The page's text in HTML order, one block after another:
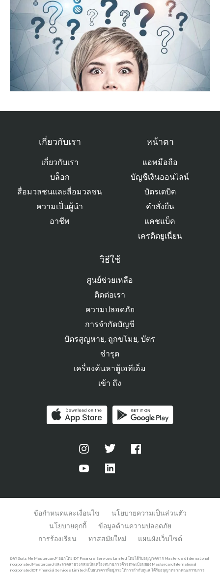
เกี่ยวกับเรา
เกี่ยวกับเรา
บล็อก
สื่อมวลชนและสื่อมวลชน
ความเป็นผู้นำ
อาชีพ
หน้าตา
แอพมือถือ
บัญชีเงินออนไลน์
บัตรเดบิต
คําสั่งยืน
แคชแบ็ค
เครดิตยูเนี่ยน
วิธีใช้
ศูนย์ช่วยเหลือ
ติดต่อเรา
ความปลอดภัย
การจํากัดบัญชี
บัตรสูญหาย, ถูกขโมย, บัตร
ชํารุด
เครื่องค้นหาตู้เอทีเอ็ม
เข้า ถึง
ข้อกําหนดและเงื่อนไข
นโยบายความเป็นส่วนตัว
นโยบายคุกกี้
ข้อมูลด้านความปลอดภัย
การร้องเรียน
ทาสสมัยใหม่ แผนผังเว็บไซต์
บัตร Suits Me Mastercard® ออกโดย IDT Financial Services Limited โดยได้รับอนุญาตจาก Mastercard International
Incorporated Mastercard และลวดลายวงกลมเป็นเครื่องหมายการค้าจดทะเบียนของ Mastercard International
Incorporated IDT Financial Services Limited เป็นธนาคารที่อยู่ภายใต้การกำกับดูแล ได้รับอนุญาตจากคณะกรรมการ